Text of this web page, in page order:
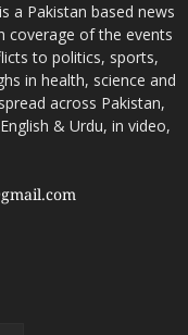
a Pakistan based news
coverage of the events
to politics, sports,
in health, science and
across Pakistan,
& Urdu, in video,